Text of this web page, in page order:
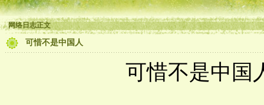
网络日志正文
可惜不是中国人
可惜不是中国